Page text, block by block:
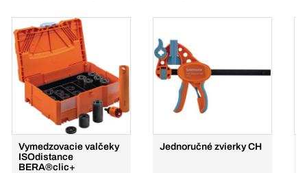
Vymedzovacie valčeky
ISOdistance
BERA®clic+
Jednoručné zvierky CH